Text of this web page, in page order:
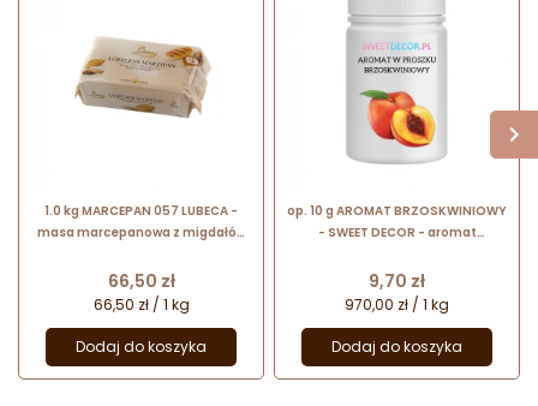
1.0 kg MARCEPAN 057 LUBECA -
masa marcepanowa z migdałów
Cena
66,50 zł
66,50 zł / 1 kg
Dodaj do koszyka
op. 10 g AROMAT BRZOSKWINIOWY
- SWEET DECOR - aromat
smak i zapach
Cena
9,70 zł
970,00 zł / 1 kg
Dodaj do koszyka